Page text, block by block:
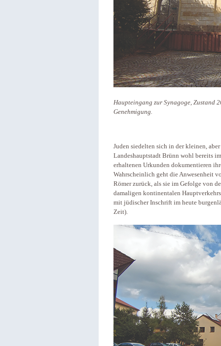
Haupteingang zur Synagoge, Zustand
Genehmigung.
Juden siedelten sich in der kleinen,
Landeshauptstadt Brünn wohl bereits
erhaltenen Urkunden dokumentieren
Wahrscheinlich geht die Anwesenheit
Römer zurück, als sie im Gefolge von
damaligen kontinentalen
mit jüdischer Inschrift im heute
Zeit).